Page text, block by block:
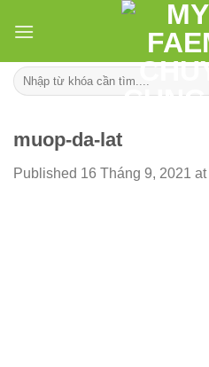
Tìm
kiếm:
muop-da-lat
Published 16 Tháng 9, 2021 at